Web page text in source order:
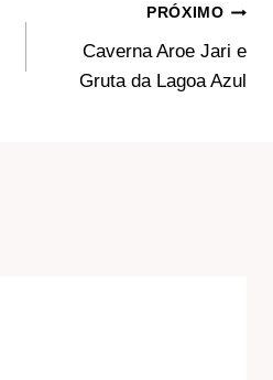
PRÓXIMO
Caverna Aroe Jari e
Gruta da Lagoa Azul